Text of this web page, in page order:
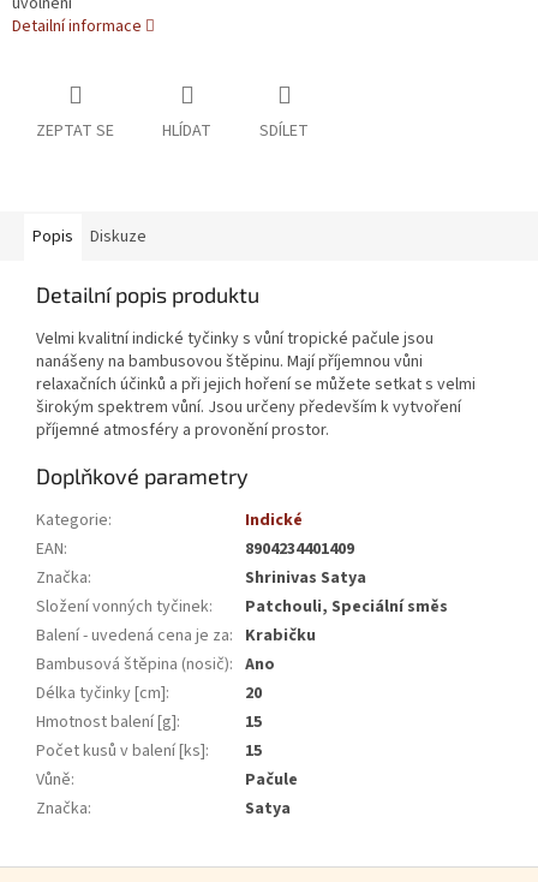
Detailní informace
ZEPTAT SE HLÍDAT SDÍLET
Popis Diskuze
Detailní popis produktu
Velmi kvalitní indické tyčinky s vůní tropické pačule jsou
nanášeny na bambusovou štěpinu. Mají příjemnou vůni
relaxačních účinků a při jejich hoření se můžete setkat s velmi
širokým spektrem vůní. Jsou určeny především k vytvoření
příjemné atmosféry a provonění prostor.
Doplňkové parametry
Kategorie:
Indické
EAN:
8904234401409
Značka:
Shrinivas Satya
Složení vonných tyčinek:
Patchouli, Speciální směs
Balení - uvedená cena je za: Krabičku
Bambusová štěpina (nosič): Ano
Délka tyčinky [cm]:
20
Hmotnost balení [g]:
15
Počet kusů v balení [ks]:
15
Vůně:
Pačule
Značka: Satya